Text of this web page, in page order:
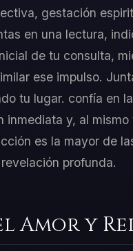
gestación
en una lectura,
de tu consulta,
ese impulso.
tu lugar. confía en
inmediata y, al
es la mayor de
profunda.
Amor y